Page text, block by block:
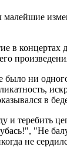
в
ни
в
теребить
"Не
не